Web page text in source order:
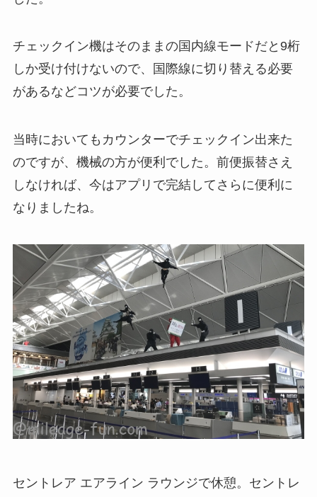
チェックイン機はそのままの国内線モードだと9桁
しか受け付けないので、国際線に切り替える必要
があるなどコツが必要でした。
当時においてもカウンターでチェックイン出来た
のですが、機械の方が便利でした。前便振替さえ
しなければ、今はアプリで完結してさらに便利に
なりましたね。
セントレア エアライン ラウンジで休憩。セントレ